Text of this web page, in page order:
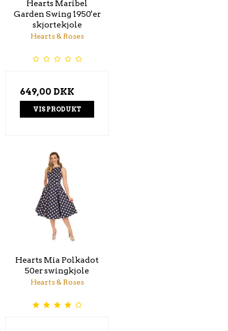
Hearts Maribel
Garden Swing 1950'er
skjortekjole
Hearts & Roses
649,00 DKK
VIS PRODUKT
Hearts Mia Polkadot
50er swingkjole
Hearts & Roses